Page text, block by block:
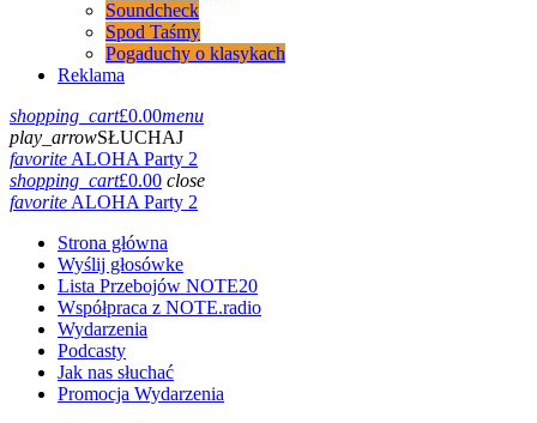
Soundcheck
Spod Taśmy
Pogaduchy o klasykach
Reklama
shopping_cart£0.00menu
play_arrowSŁUCHAJ
favoriteALOHA Party 2
shopping_cart£0.00 close
favoriteALOHA Party 2
Strona główna
Wyślij głosówke
Lista Przebojów NOTE20
Współpraca z NOTE.radio
Wydarzenia
Podcasty
Jak nas słuchać
Promocja Wydarzenia